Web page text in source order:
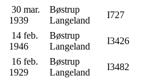
30 mar.
1939
Bøstrup
Langeland
I727
14 feb.
1946
Bøstrup
Langeland
I3426
16 feb.
1929
Bøstrup
Langeland
I3482